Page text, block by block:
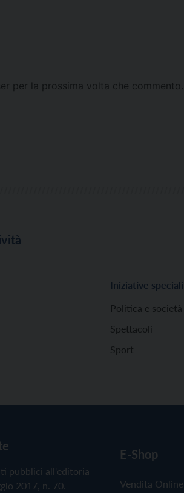
per la prossima volta che commento.
Iniziative speciali
Politica e società
Spettacoli
Sport
pubblici all'editoria
2017, n. 70.
E-Shop
Vendita Online